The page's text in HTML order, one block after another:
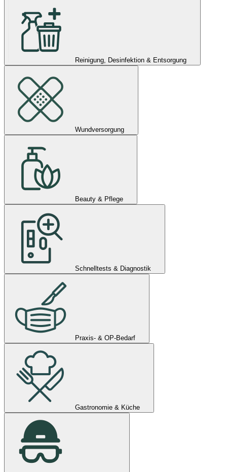
Reinigung, Desinfektion & Entsorgung
Wundversorgung
Beauty & Pflege
Schnelltests & Diagnostik
Praxis- & OP-Bedarf
Gastronomie & Küche